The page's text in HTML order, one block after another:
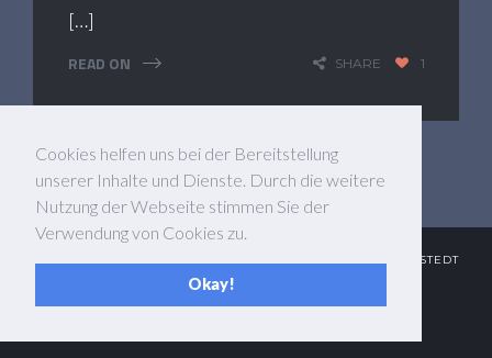
Cookies helfen uns bei der Bereitstellung
unserer Inhalte und Dienste. Durch die weitere
Nutzung der Webseite stimmen Sie der
Verwendung von Cookies zu.
Okay!
[…]
READ ON SHARE 1
© 2017 MISS ADVENTURE ® - MARTIN HELMERS - 31157 SARSTEDT
- STEINSTRASSE 25 - HALLO@MISSADVENTURE.DE